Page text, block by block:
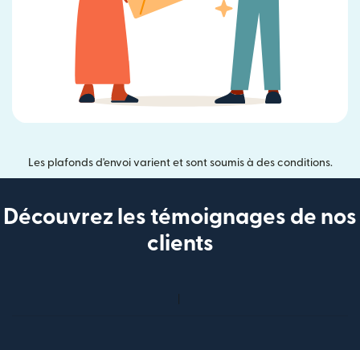
Les plafonds d'envoi varient et sont soumis à des conditions.
Découvrez les témoignages de nos
clients